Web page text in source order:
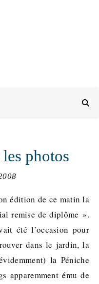
photos
remise de diplôme ».
été l’occasion pour
dans le jardin, la
la Péniche
apparemment ému de